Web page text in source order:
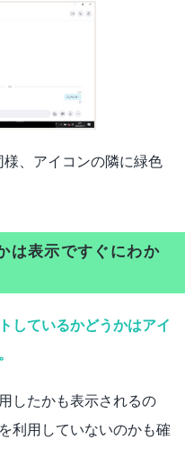
、アイコンの隣に緑色
は表示ですぐにわか
しているかどうかはアイ
したかも表示されるの
利用していないのかも確